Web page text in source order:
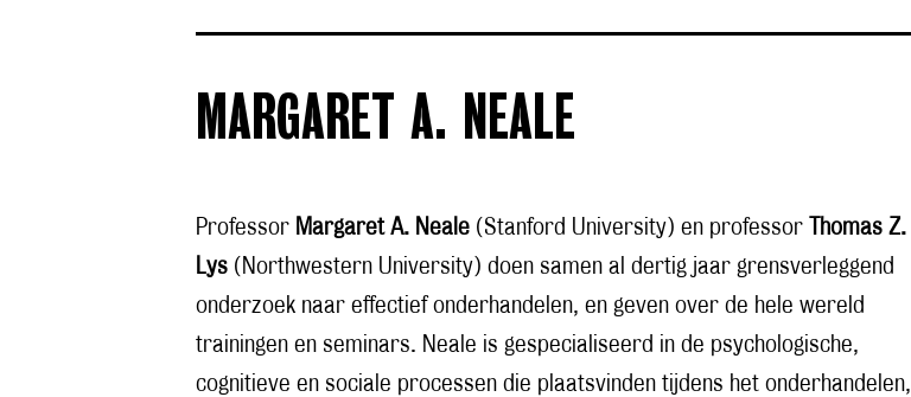
MARGARET A. NEALE
Professor Margaret A. Neale (Stanford University) en professor
Thomas Z.
Lys (Northwestern University) doen samen al dertig jaar grensverleggend
onderzoek naar effectief onderhandelen, en geven over de hele wereld
trainingen en seminars. Neale is gespecialiseerd in de psychologische,
cognitieve en sociale processen die plaatsvinden tijdens het onderhandelen,